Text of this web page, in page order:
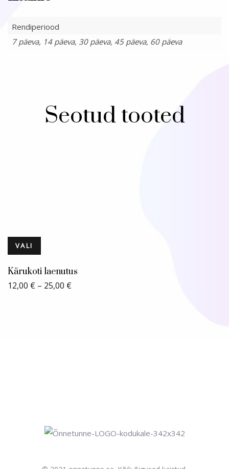
Rendiperiood
7 päeva, 14 päeva, 30 päeva, 45 päeva, 60 päeva
Seotud tooted
VALI
Kärukoti laenutus
12,00 € – 25,00 €
Price